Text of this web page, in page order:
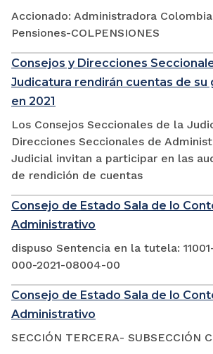
Accionado: Administradora
Pensiones-COLPENSIONES
Consejos y Direcciones
Judicatura rendirán cuentas de su
en 2021
Los Consejos Seccionales de la
Direcciones Seccionales de
Judicial invitan a participar en las
de rendición de cuentas
Consejo de Estado Sala de lo
Administrativo
dispuso Sentencia en la tutela:
000-2021-08004-00
Consejo de Estado Sala de lo
Administrativo
SECCIÓN TERCERA- SUBSECCIÓN